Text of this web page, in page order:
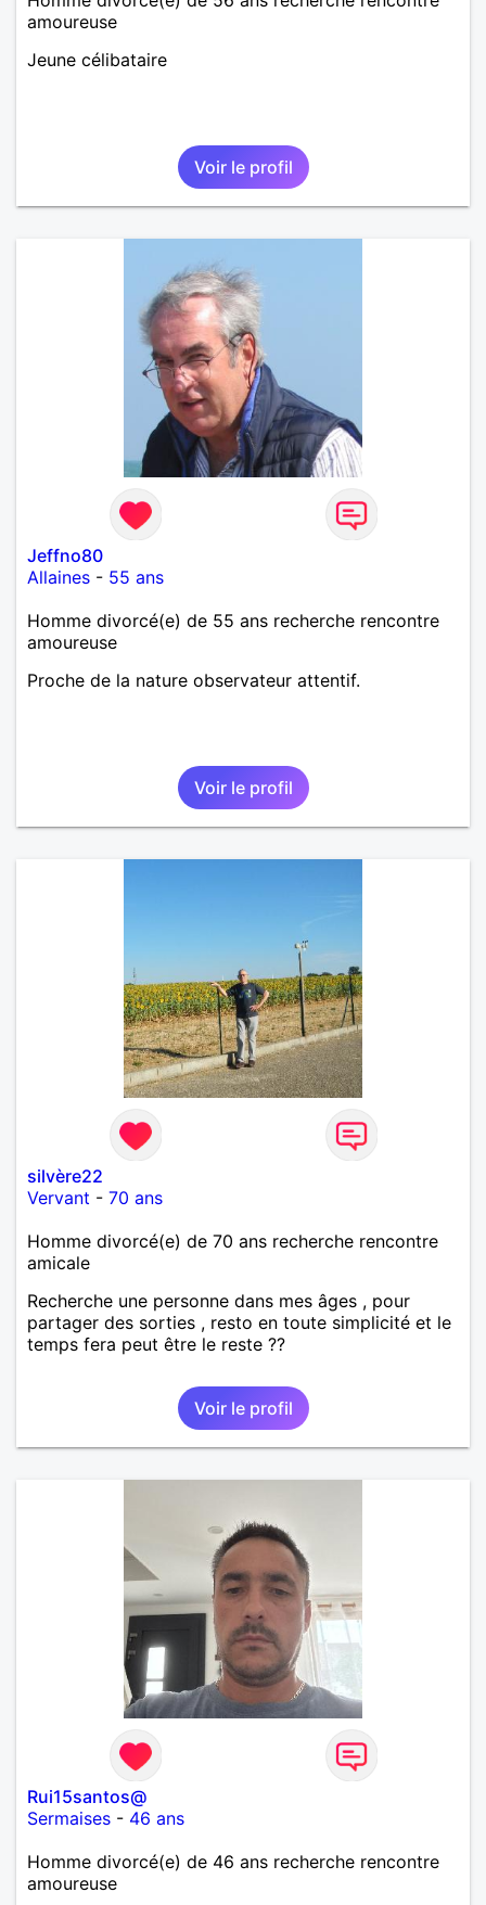
amoureuse
Jeune célibataire
Voir le profil
Jeffno80
Allaines - 55 ans
Homme divorcé(e) de 55 ans recherche rencontre
amoureuse
Proche de la nature observateur attentif.
Voir le profil
silvère22
Vervant - 70 ans
Homme divorcé(e) de 70 ans recherche rencontre
amicale
Recherche une personne dans mes âges , pour
partager des sorties , resto en toute simplicité et le
temps fera peut être le reste ??
Voir le profil
Rui15santos@
Sermaises - 46 ans
Homme divorcé(e) de 46 ans recherche rencontre
amoureuse